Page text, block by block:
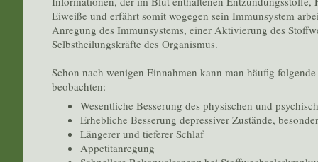
Eiweiße und erfährt somit wogegen sein Immunsystem
Anregung des Immunsystems, einer Aktivierung des
Selbstheilungskräfte des Organismus.
Schon nach wenigen Einnahmen kann man häufig
beobachten:
Wesentliche Besserung des physischen und
Erhebliche Besserung depressiver Zustände,
Längerer und tieferer Schlaf
Appetitanregung